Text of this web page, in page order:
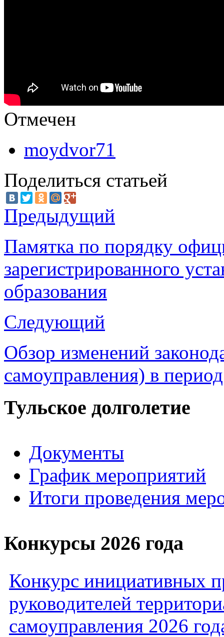
Отмечен
moydvor71
Поделиться статьей
Предыдущий
Памятка по порядку
зарегистрированного
образования
Следующий
Обзор изменений
самоуправления) в
Тульское долголетие
Документы
График мероприятий
Итоги проведения
Конкурсы 2026 года
Конкурс инициативных
руководителей
самоуправления 2026